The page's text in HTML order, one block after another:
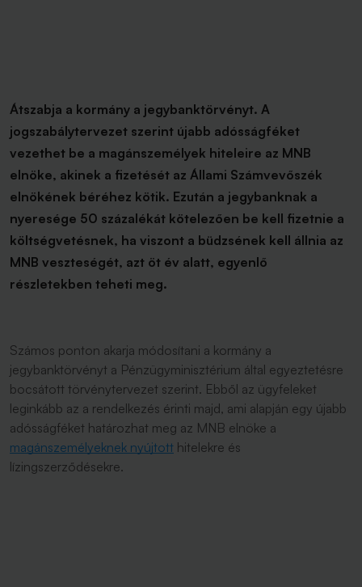
Átszabja a kormány a jegybanktörvényt. A
jogszabálytervezet szerint újabb adósságféket
vezethet be a magánszemélyek hiteleire az MNB
elnöke, akinek a fizetését az Állami Számvevőszék
elnökének béréhez kötik. Ezután a jegybanknak a
nyeresége 50 százalékát kötelezően be kell fizetnie a
költségvetésnek, ha viszont a büdzsének kell állnia az
MNB veszteségét, azt öt év alatt, egyenlő
részletekben teheti meg.
Számos ponton akarja módosítani a kormány a
jegybanktörvényt a Pénzügyminisztérium által egyeztetésre
bocsátott törvénytervezet szerint. Ebből az ügyfeleket
leginkább az a rendelkezés érinti majd, ami alapján egy újabb
adósságféket határozhat meg az MNB elnöke a
magánszemélyeknek nyújtott hitelekre és
lízingszerződésekre.